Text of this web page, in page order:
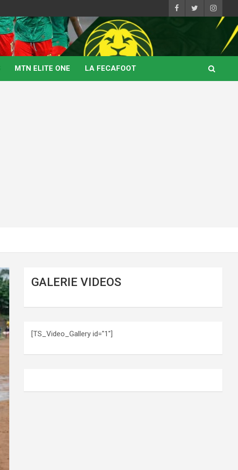
MTN ELITE ONE LA FECAFOOT
GALERIE VIDEOS
[TS_Video_Gallery id="1"]